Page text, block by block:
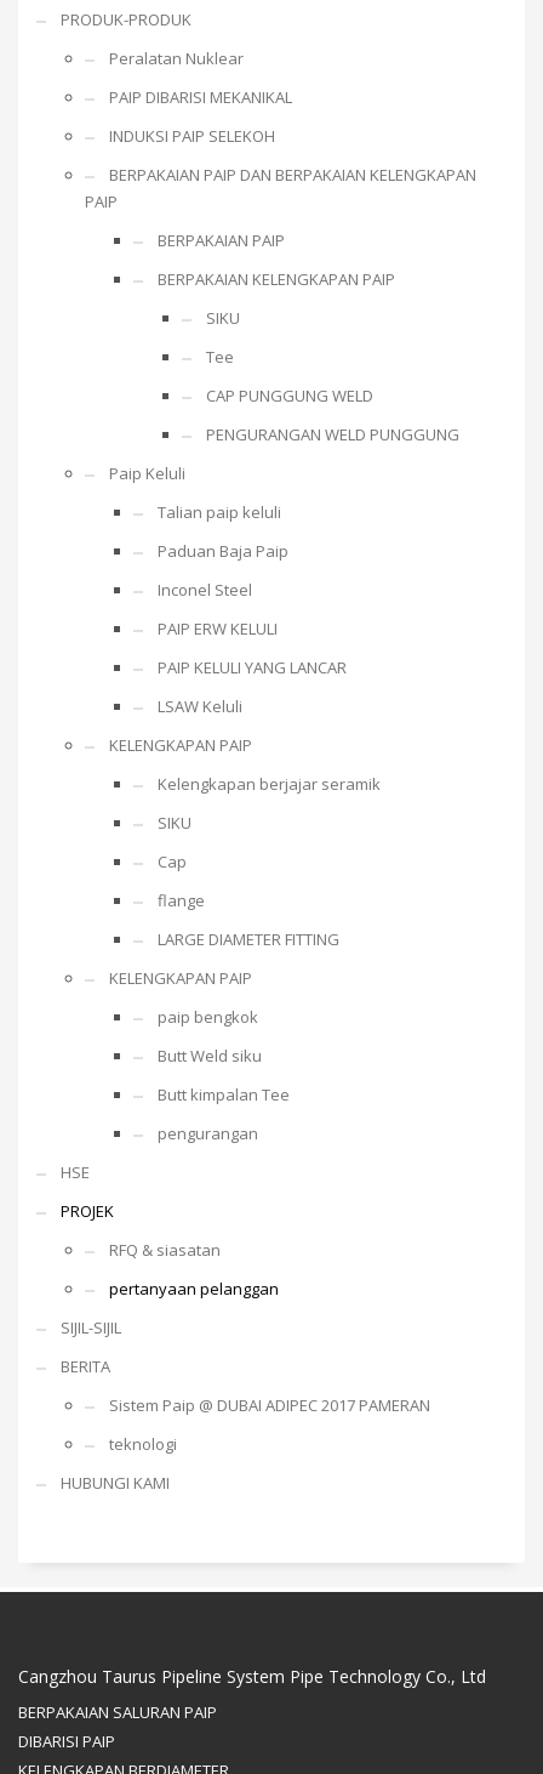
PRODUK-PRODUK
Peralatan Nuklear
PAIP DIBARISI MEKANIKAL
INDUKSI PAIP SELEKOH
BERPAKAIAN PAIP DAN BERPAKAIAN KELENGKAPAN
PAIP
BERPAKAIAN PAIP
BERPAKAIAN KELENGKAPAN PAIP
SIKU
Tee
CAP PUNGGUNG WELD
PENGURANGAN WELD PUNGGUNG
Paip Keluli
Talian paip keluli
Paduan Baja Paip
Inconel Steel
PAIP ERW KELULI
PAIP KELULI YANG LANCAR
LSAW Keluli
KELENGKAPAN PAIP
Kelengkapan berjajar seramik
SIKU
Cap
flange
LARGE DIAMETER FITTING
KELENGKAPAN PAIP
paip bengkok
Butt Weld siku
Butt kimpalan Tee
pengurangan
HSE
PROJEK
RFQ & siasatan
pertanyaan pelanggan
SIJIL-SIJIL
BERITA
Sistem Paip @ DUBAI ADIPEC 2017 PAMERAN
teknologi
HUBUNGI KAMI
Cangzhou Taurus Pipeline System Pipe Technology Co., Ltd
BERPAKAIAN SALURAN PAIP
DIBARISI PAIP